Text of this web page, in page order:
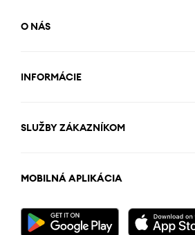
O NÁS
INFORMÁCIE
SLUŽBY ZÁKAZNÍKOM
MOBILNÁ APLIKÁCIA